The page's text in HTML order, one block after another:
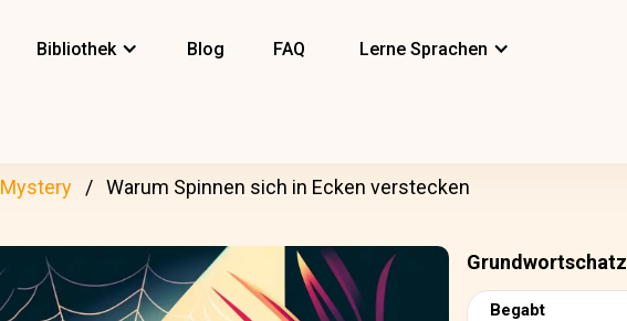
Bibliothek Blog FAQ Lerne Sprachen
Mystery Warum Spinnen sich in Ecken verstecken
Grundwortschatz
Begabt